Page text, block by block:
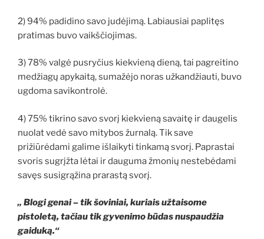
2) 94% padidino savo judėjimą. Labiausiai paplitęs
pratimas buvo vaikščiojimas.
3) 78% valgė pusryčius kiekvieną dieną, tai pagreitino
medžiagų apykaitą, sumažėjo noras užkandžiauti, buvo
ugdoma savikontrolė.
4) 75% tikrino savo svorį kiekvieną savaitę ir daugelis
nuolat vedė savo mitybos žurnalą. Tik save
prižiūrėdami galime išlaikyti tinkamą svorį. Paprastai
svoris sugrįžta lėtai ir dauguma žmonių nestebėdami
savęs susigrąžina prarastą svorį.
„ Blogi genai – tik šoviniai, kuriais užtaisome
pistoletą, tačiau tik gyvenimo būdas nuspaudžia
gaiduką.“